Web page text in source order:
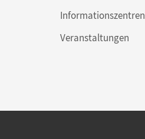
Informationszentren
Veranstaltungen